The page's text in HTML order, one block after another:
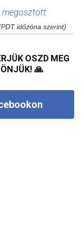
megosztott
időzóna szerint)
OSZD MEG
🙏